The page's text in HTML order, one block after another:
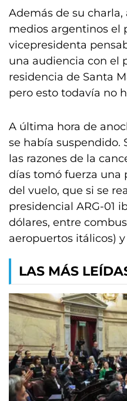
Además de su
medios argentinos el
vicepresidenta
una audiencia con el
residencia de Santa
pero esto todavía no
A última hora de
se había suspendido.
las razones de la
días tomó fuerza una
del vuelo, que si se
presidencial ARG-01
dólares, entre
aeropuertos itálicos)
LAS MÁS